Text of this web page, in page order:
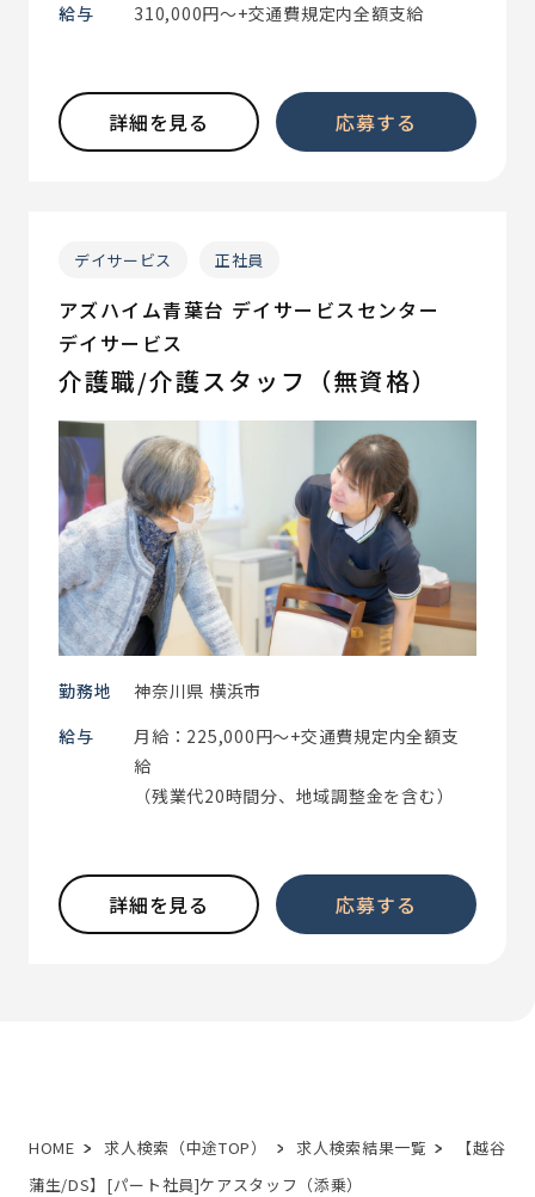
給与
310,000円～+交通費規定内全額支給
詳細を見る 応募する
デイサービス 正社員
アズハイム青葉台 デイサービスセンター
デイサービス
介護職/介護スタッフ（無資格）
勤務地
神奈川県 横浜市
給与
月給：225,000円～+交通費規定内全額支
給
（残業代20時間分、地域調整金を含む）
詳細を見る 応募する
HOME 求人検索（中途TOP） 求人検索結果一覧
【越谷
蒲生/DS】[パート社員]ケアスタッフ（添乗）